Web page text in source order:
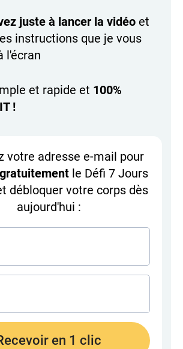
juste à lancer la vidéo et
instructions que je vous
l'écran
et rapide et 100%
!
votre adresse e-mail pour
le Défi 7 Jours
débloquer votre corps dès
aujourd'hui :
en 1 clic